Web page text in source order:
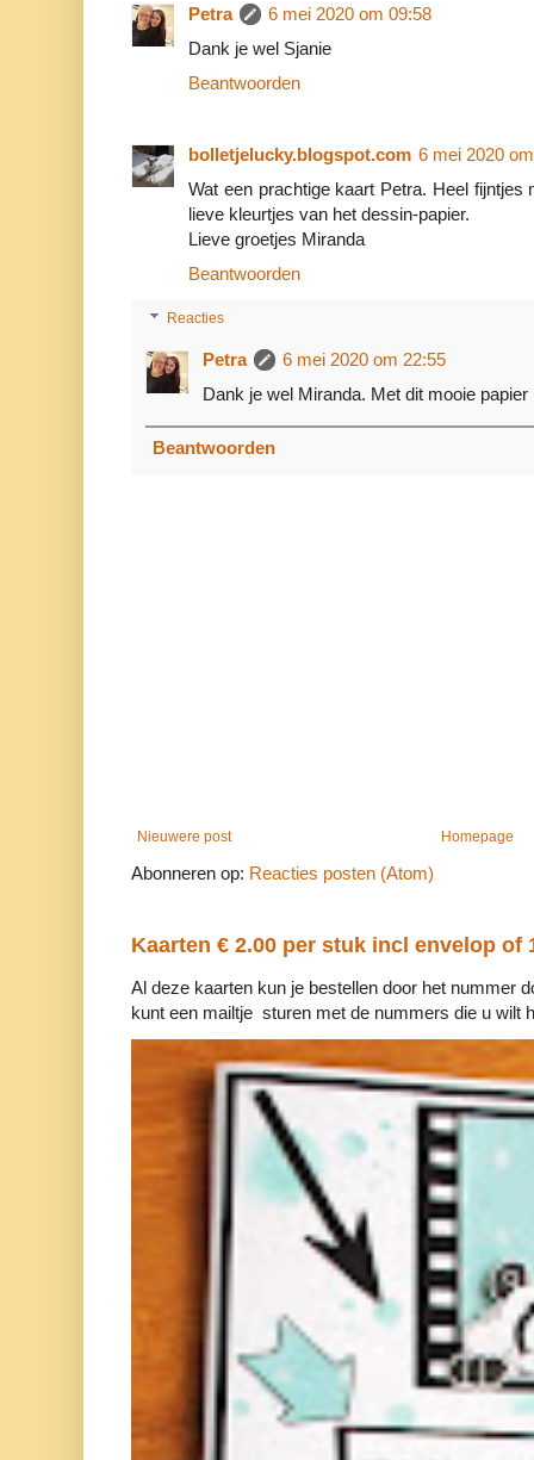
Petra
6 mei 2020 om 09:58
Dank je wel Sjanie
Beantwoorden
bolletjelucky.blogspot.com 6 mei 2020
Wat een prachtige kaart Petra. Heel
lieve kleurtjes van het dessin-papier.
Lieve groetjes Miranda
Beantwoorden
Reacties
Petra
6 mei 2020 om 22:55
Dank je wel Miranda. Met dit mooie
Beantwoorden
Nieuwere post Homepage
Abonneren op: Reacties posten (Atom)
Kaarten € 2.00 per stuk incl envelop of
Al deze kaarten kun je bestellen door het nummer
kunt een mailtje sturen met de nummers die u wilt